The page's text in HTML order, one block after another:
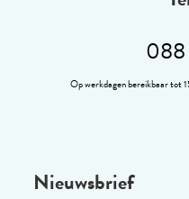
Op werkdagen bereikbaar tot
Nieuwsbrief